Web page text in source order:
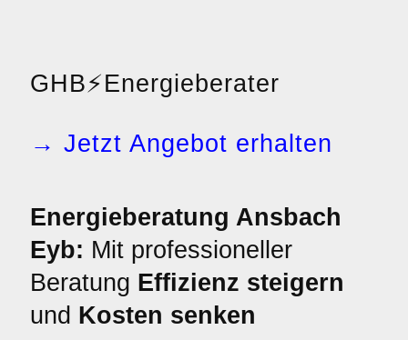
GHB⚡Energieberater
→ Jetzt Angebot erhalten
Energieberatung Ansbach
Eyb: Mit professioneller
Beratung Effizienz steigern
und Kosten senken